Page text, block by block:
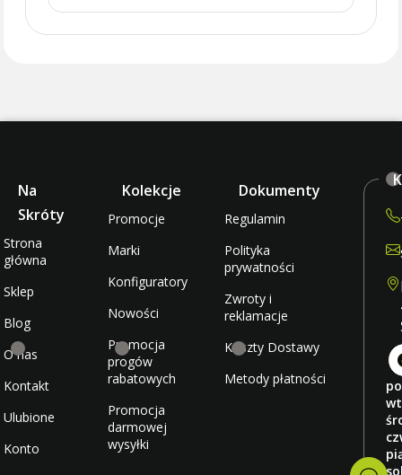
Na
Skróty
Strona
główna
Sklep
Blog
O nas
Kontakt
Ulubione
Konto
Kolekcje
Promocje
Marki
Konfiguratory
Nowości
Promocja
progów
rabatowych
Promocja
darmowej
wysyłki
Dokumenty
Regulamin
Polityka
prywatności
Zwroty i
reklamacje
Koszty Dostawy
Metody płatności